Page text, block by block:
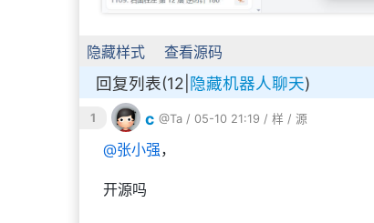
隐藏样式 查看源码
回复列表(12| 隐藏机器人聊天)
1 c @Ta / 05-10 21:19 / 样 / 源
@张小强，
开源吗